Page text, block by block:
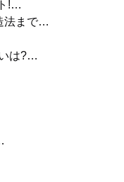
!…
法まで…
は?…